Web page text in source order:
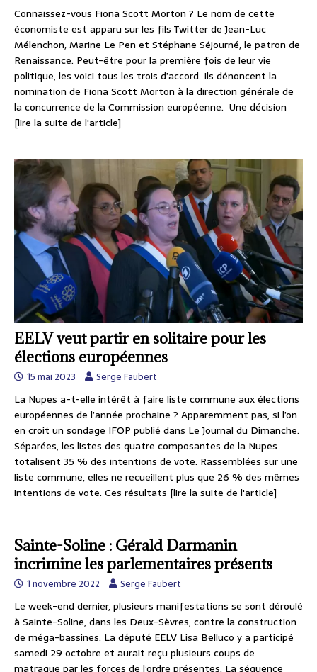
Connaissez-vous Fiona Scott Morton ? Le nom de cette
économiste est apparu sur les fils Twitter de Jean-Luc
Mélenchon, Marine Le Pen et Stéphane Séjourné, le patron de
Renaissance. Peut-être pour la première fois de leur vie
politique, les voici tous les trois d’accord. Ils dénoncent la
nomination de Fiona Scott Morton à la direction générale de
la concurrence de la Commission européenne. Une décision
[lire la suite de l'article]
EELV veut partir en solitaire pour les
élections européennes
15 mai 2023 Serge Faubert
La Nupes a-t-elle intérêt à faire liste commune aux élections
européennes de l’année prochaine ? Apparemment pas, si l’on
en croit un sondage IFOP publié dans Le Journal du Dimanche.
Séparées, les listes des quatre composantes de la Nupes
totalisent 35 % des intentions de vote. Rassemblées sur une
liste commune, elles ne recueillent plus que 26 % des mêmes
intentions de vote. Ces résultats [lire la suite de l'article]
Sainte-Soline : Gérald Darmanin
incrimine les parlementaires présents
1 novembre 2022 Serge Faubert
Le week-end dernier, plusieurs manifestations se sont déroulé
à Sainte-Soline, dans les Deux-Sèvres, contre la construction
de méga-bassines. La député EELV Lisa Belluco y a participé
samedi 29 octobre et aurait reçu plusieurs coups de
matraque par les forces de l’ordre présentes. La séquence